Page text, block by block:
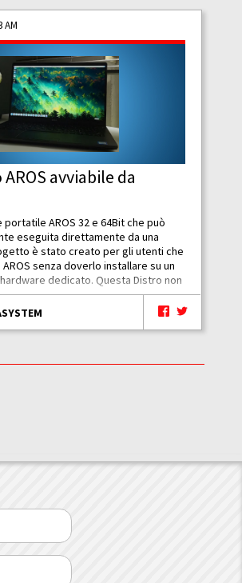
AM
avviabile da
AROS 32 e 64Bit che può
eseguita direttamente da una
è stato creato per gli utenti che
senza doverlo installare su un
dedicato. Questa Distro non